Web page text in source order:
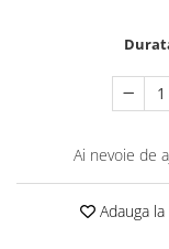
Bauturi aperitive,
Sucuri si bauturi
Pandoro si Balocco
Ai nevoie de
Adauga la